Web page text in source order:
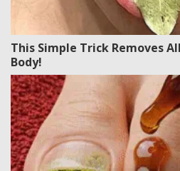
This Simple Trick Removes
Body!